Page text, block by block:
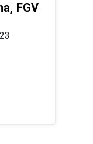
FGV